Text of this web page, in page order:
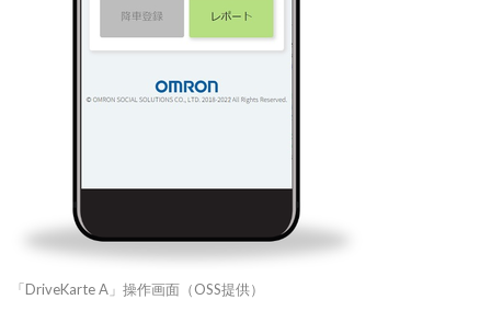
「DriveKarte A」操作画面（OSS提供）